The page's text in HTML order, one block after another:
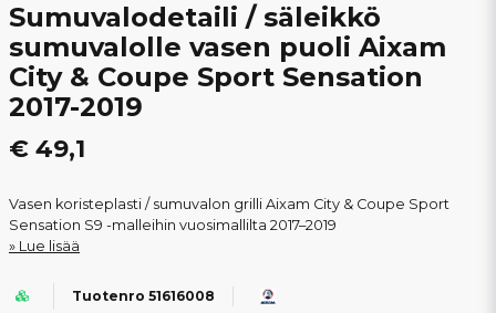
Sumuvalodetaili / säleikkö
sumuvalolle vasen puoli Aixam
City & Coupe Sport Sensation
2017-2019
€ 49,1
Vasen koristeplasti / sumuvalon grilli Aixam City & Coupe Sport
Sensation S9 -malleihin vuosimallilta 2017–2019
Lue lisää
Tuotenro 51616008